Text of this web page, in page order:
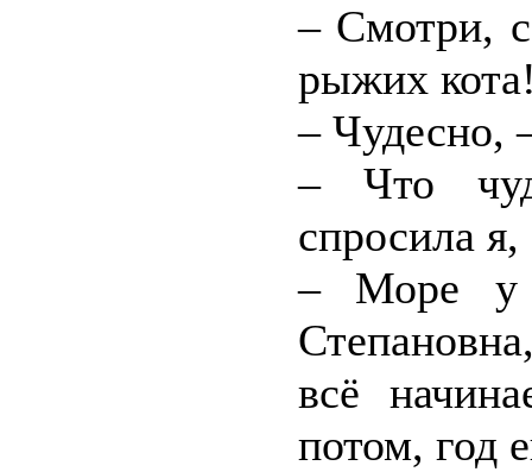
– Смотри,
рыжих
– Чудесно,
– Что
спросила я,
– Море у
всё
потом, год